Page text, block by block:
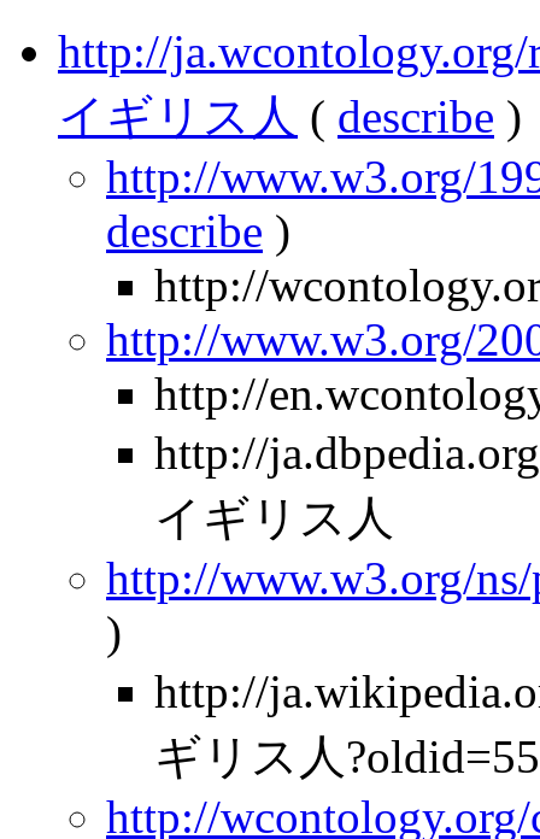
http://
イギリス人 ( describe )
http://www.w3.org/
describe )
http://
http://www.w3.org/
http://
http://
イギリス人
http://www.w3.org/
)
http://
ギリス人
http://wcontology.org/